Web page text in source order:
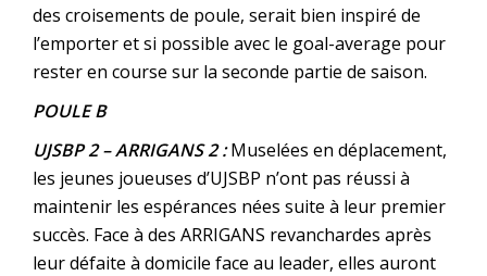
des croisements de poule, serait bien inspiré de
l’emporter et si possible avec le goal-average pour
rester en course sur la seconde partie de saison.
POULE B
UJSBP 2 – ARRIGANS 2 :Muselées en déplacement,
les jeunes joueuses d’UJSBP n’ont pas réussi à
maintenir les espérances nées suite à leur premier
succès. Face à des ARRIGANS revanchardes après
leur défaite à domicile face au leader, elles auront